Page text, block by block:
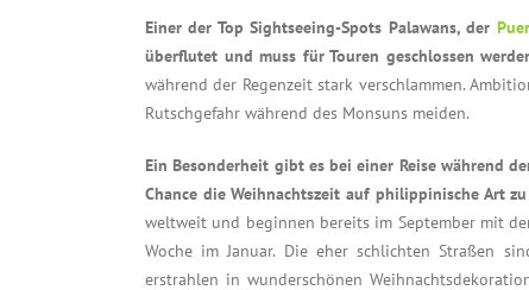
Einer der Top Sightseeing-Spots Palawans, der
überflutet und muss für Touren geschlossen
während der Regenzeit stark verschlammen.
Rutschgefahr während des Monsuns meiden.
Ein Besonderheit gibt es bei einer Reise während
Chance die Weihnachtszeit auf philippinische Art
weltweit und beginnen bereits im September mit
Woche im Januar. Die eher schlichten Straßen
erstrahlen in wunderschönen